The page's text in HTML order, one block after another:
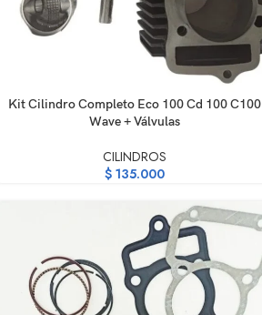
AÑADIR AL CARRITO
Kit Cilindro Completo Eco 100 Cd 100 C100
Wave + Válvulas
CILINDROS
$ 135.000